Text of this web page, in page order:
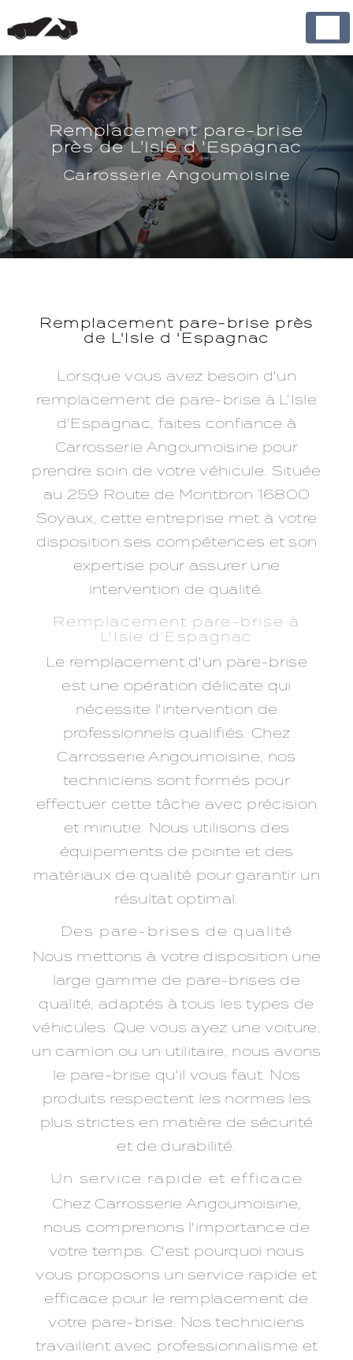
Remplacement pare-brise
près de L'Isle d 'Espagnac
Carrosserie Angoumoisine
Remplacement pare-brise près
de L'Isle d 'Espagnac
Lorsque vous avez besoin d'un
remplacement de pare-brise à L'Isle
d'Espagnac, faites confiance à
Carrosserie Angoumoisine pour
prendre soin de votre véhicule. Située
au 259 Route de Montbron 16800
Soyaux, cette entreprise met à votre
disposition ses compétences et son
expertise pour assurer une
intervention de qualité.
Remplacement pare-brise à
L'Isle d'Espagnac
Le remplacement d'un pare-brise
est une opération délicate qui
nécessite l'intervention de
professionnels qualifiés. Chez
Carrosserie Angoumoisine, nos
techniciens sont formés pour
effectuer cette tâche avec précision
et minutie. Nous utilisons des
équipements de pointe et des
matériaux de qualité pour garantir un
résultat optimal.
Des pare-brises de qualité
Nous mettons à votre disposition une
large gamme de pare-brises de
qualité, adaptés à tous les types de
véhicules. Que vous ayez une voiture,
un camion ou un utilitaire, nous avons
le pare-brise qu'il vous faut. Nos
produits respectent les normes les
plus strictes en matière de sécurité
et de durabilité.
Un service rapide et efficace
Chez Carrosserie Angoumoisine,
nous comprenons l'importance de
votre temps. C'est pourquoi nous
vous proposons un service rapide et
efficace pour le remplacement de
votre pare-brise. Nos techniciens
travaillent avec professionnalisme et